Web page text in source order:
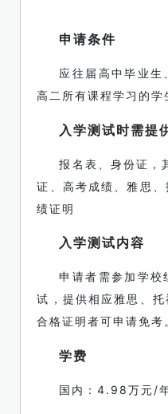
申请条件
应往届高中毕业生
高二所有课程学习的学
入学测试时需提
报名表、身份证，
证、高考成绩、雅思
绩证明
入学测试内容
申请者需参加学校
试，提供相应雅思、
合格证明者可申请免考
学费
国内：4.98万元/年